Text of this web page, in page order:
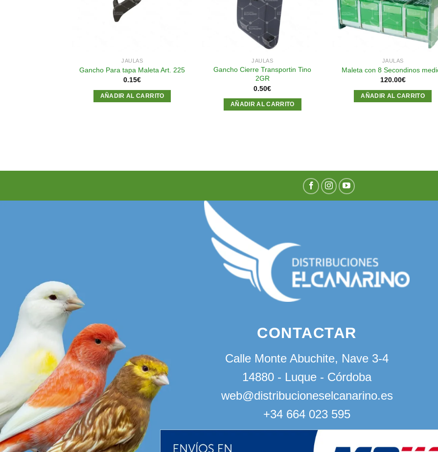
JAULAS
Gancho Para tapa Maleta Art. 225
0.15€
AÑADIR AL CARRITO
JAULAS
Gancho Cierre Transportin Tino
2GR
0.50€
AÑADIR AL CARRITO
JAULAS
Maleta con 8 Secondinos
120.00€
AÑADIR AL CARRITO
CONTACTAR
Calle Monte Abuchite, Nave 3-4
14880 - Luque - Córdoba
web@distribucioneselcanarino.es
+34 664 023 595